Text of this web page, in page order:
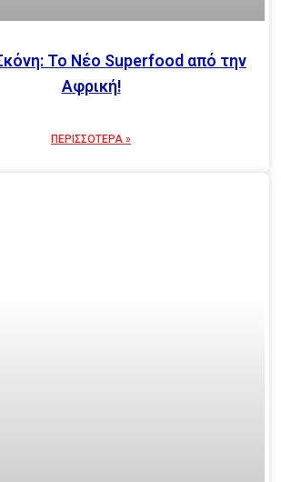
Το Νέο Superfood από την
Αφρική!
ΠΕΡΙΣΣΟΤΕΡΑ »